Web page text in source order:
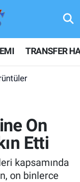
TRANSFER
On
Etti
kapsamında
on binlerce